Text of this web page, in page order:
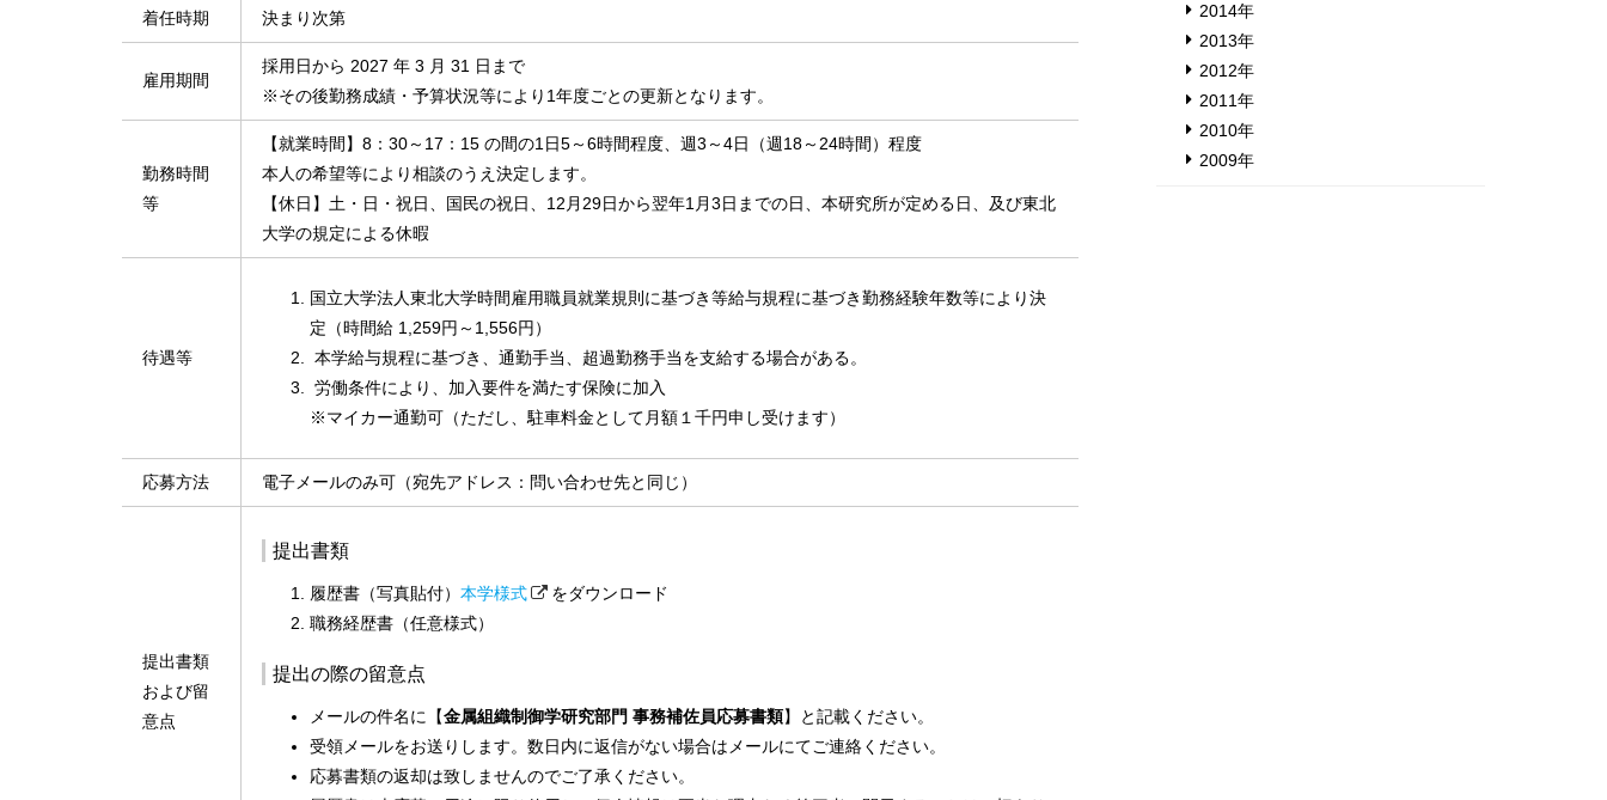
着任時期 決まり次第
雇用期間
採用日から 2027 年 3 月 31 日まで
※その後勤務成績・予算状況等により1年度ごとの更新となります。
勤務時間
等
【就業時間】8：30～17：15 の間の1日5～6時間程度、週3～4日（週18～24時間）程度
本人の希望等により相談のうえ決定します。
【休日】土・日・祝日、国民の祝日、12月29日から翌年1月3日までの日、本研究所が定める日、及び東北
大学の規定による休暇
待遇等
国立大学法人東北大学時間雇用職員就業規則に基づき等給与規程に基づき勤務経験年数等により決
定（時間給 1,259円～1,556円）
本学給与規程に基づき、通勤手当、超過勤務手当を支給する場合がある。
労働条件により、加入要件を満たす保険に加入
※マイカー通勤可（ただし、駐車料金として月額１千円申し受けます）
応募方法 電子メールのみ可（宛先アドレス：問い合わせ先と同じ）
提出書類
および留
意点
提出書類
履歴書（写真貼付） 本学様式
をダウンロード
職務経歴書（任意様式）
提出の際の留意点
メールの件名に【金属組織制御学研究部門 事務補佐員応募書類】と記載ください。
受領メールをお送りします。数日内に返信がない場合はメールにてご連絡ください。
応募書類の返却は致しませんのでご了承ください。
2014年
2013年
2012年
2011年
2010年
2009年